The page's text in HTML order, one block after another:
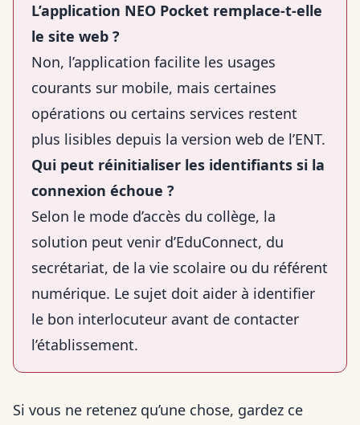
L’application NEO Pocket remplace-t-elle
le site web ?
Non, l’application facilite les usages
courants sur mobile, mais certaines
opérations ou certains services restent
plus lisibles depuis la version web de l’ENT.
Qui peut réinitialiser les identifiants si la
connexion échoue ?
Selon le mode d’accès du collège, la
solution peut venir d’EduConnect, du
secrétariat, de la vie scolaire ou du référent
numérique. Le sujet doit aider à identifier
le bon interlocuteur avant de contacter
l’établissement.
Si vous ne retenez qu’une chose, gardez ce